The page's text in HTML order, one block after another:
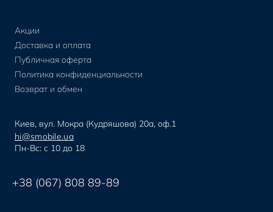
Акции
Доставка и оплата
Публичная оферта
Политика конфиденциальности
Возврат и обмен
Киев, вул. Мокра (Кудряшова) 20а, оф.1
hi@smobile.ua
Пн-Вс: с 10 до 18
+38 (067) 808 89-89